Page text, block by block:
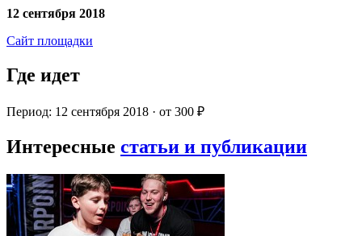
12 сентября 2018
Сайт площадки
Где идет
Период: 12 сентября 2018 · от 300 ₽
Интересные статьи и публикации